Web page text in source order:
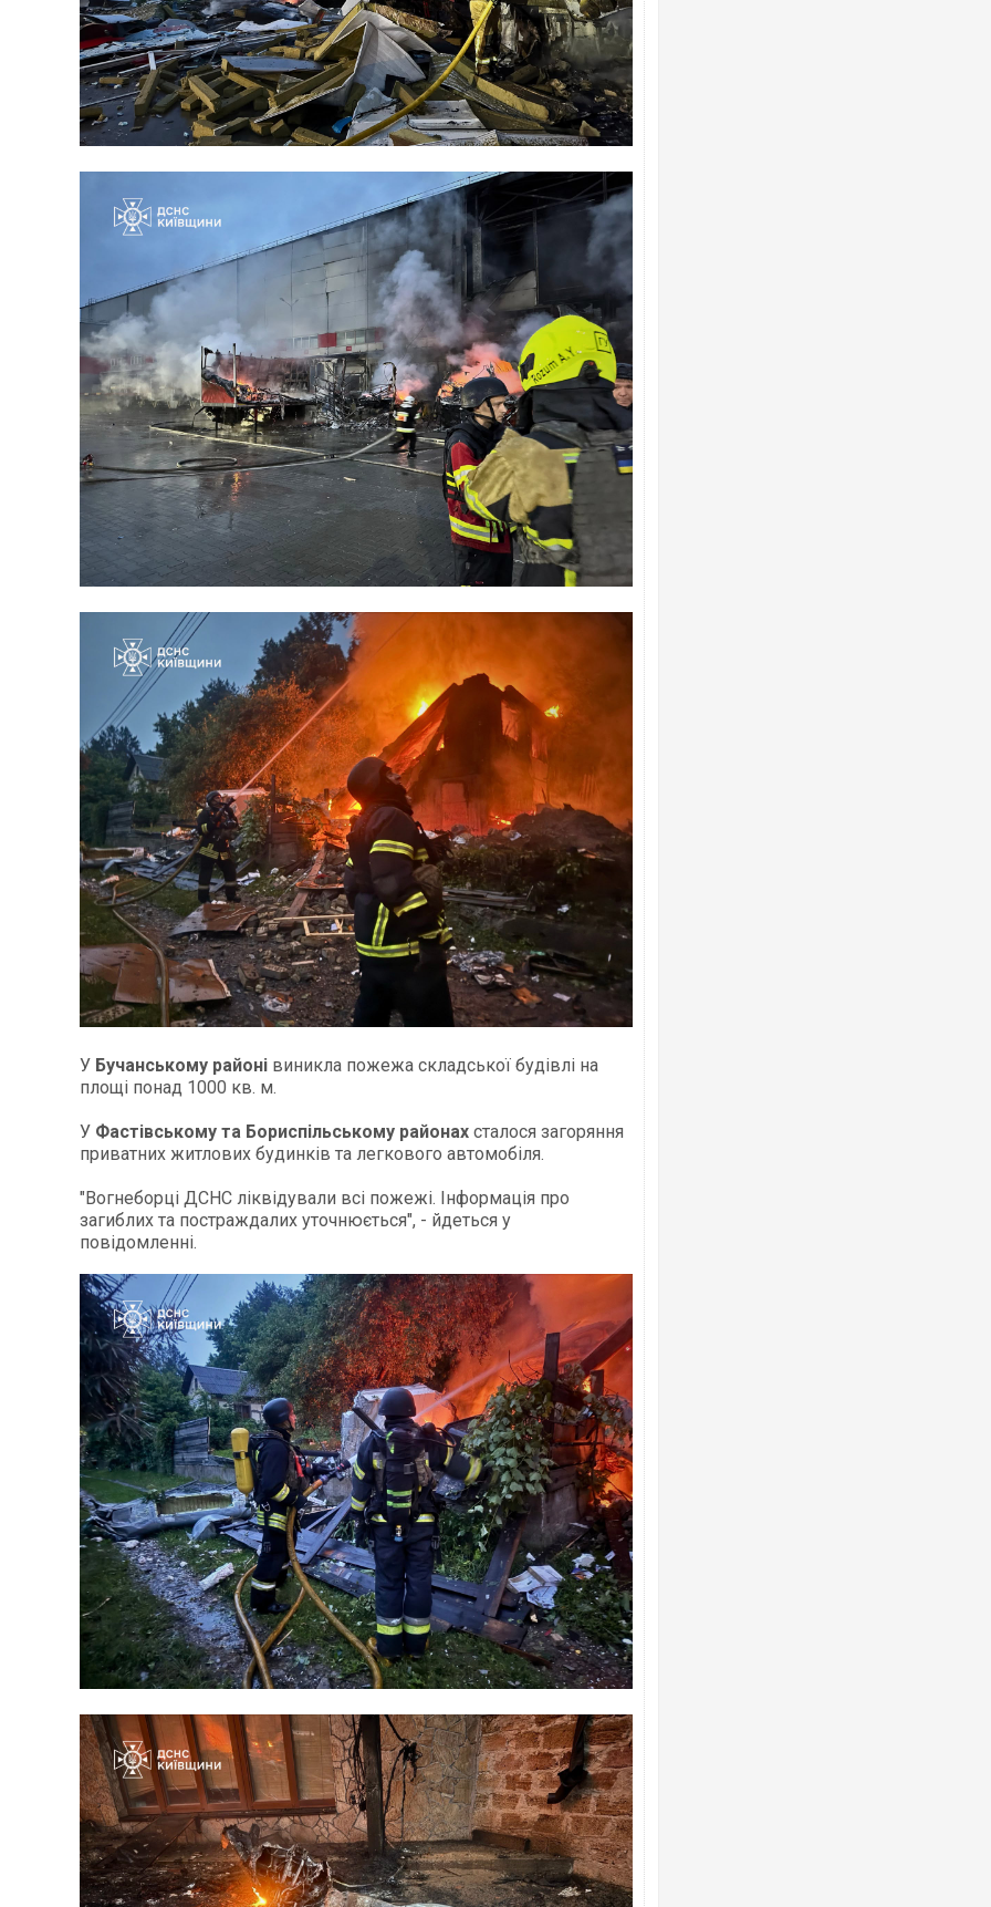
У Бучанському районі виникла пожежа складської будівлі на
площі понад 1000 кв. м.
У Фастівському та Бориспільському районах сталося загоряння
приватних житлових будинків та легкового автомобіля.
"Вогнеборці ДСНС ліквідували всі пожежі. Інформація про
загиблих та постраждалих уточнюється", - йдеться у
повідомленні.